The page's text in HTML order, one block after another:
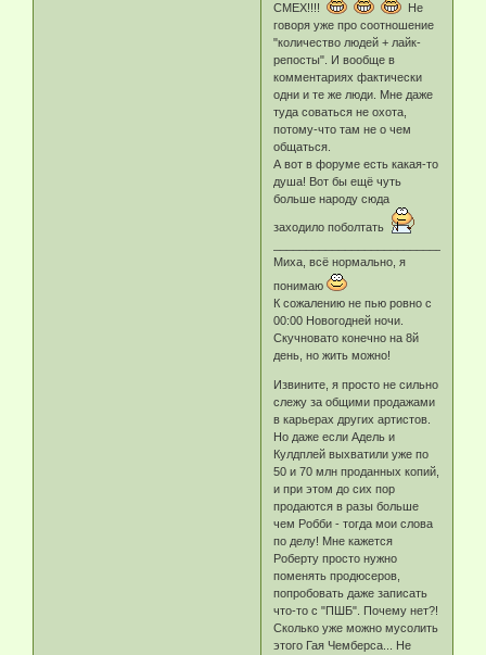
СМЕХ!!!!
Не
говоря уже про соотношение
"количество людей + лайк-
репосты". И вообще в
комментариях фактически
одни и те же люди. Мне даже
туда соваться не охота,
потому-что там не о чем
общаться.
А вот в форуме есть какая-то
душа! Вот бы ещё чуть
больше народу сюда
заходило поболтать
Миха, всё нормально, я
понимаю
К сожалению не пью ровно с
00:00 Новогодней ночи.
Скучновато конечно на 8й
день, но жить можно!
Извините, я просто не сильно
слежу за общими продажами
в карьерах других артистов.
Но даже если Адель и
Кулдплей выхватили уже по
50 и 70 млн проданных копий,
и при этом до сих пор
продаются в разы больше
чем Робби - тогда мои слова
по делу! Мне кажется
Роберту просто нужно
поменять продюсеров,
попробовать даже записать
что-то с "ПШБ". Почему нет?!
Сколько уже можно мусолить
этого Гая Чемберса... Не